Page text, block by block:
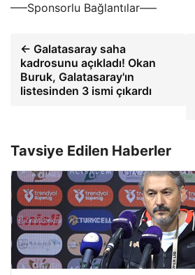
—–Sponsorlu Bağlantılar—–
← Galatasaray saha
kadrosunu açıkladı! Okan
Buruk, Galatasaray'ın
listesinden 3 ismi çıkardı
Tavsiye Edilen Haberler